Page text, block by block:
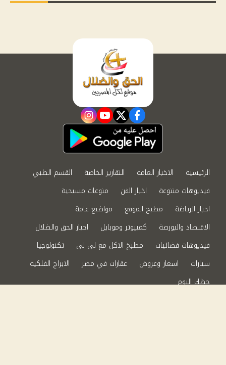
facebook
twitter
youtube
instagram
الرئيسية الاخبار العامة التقارير الخاصة
القسم الطبي
فيديوهات متنوعة
اخبار الفن
منوعات مسيحية
اخبار الرياضة
مطبخ الموقع
مواضيع عامة
الاقتصاد والبورصة
كمبيوتر وموبايل
اخبار الحق والضلال
فيديوهات فضائيات
مطبخ الاكل مع لى لى
تكنولوجيا
سيارات
اسعار وعروض عقارات في مصر
الابراج الفلكية
حظك اليوم